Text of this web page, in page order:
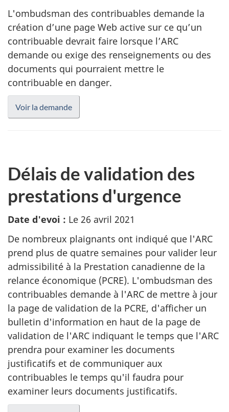
L'ombudsman des contribuables demande la
création d’une page Web active sur ce qu’un
contribuable devrait faire lorsque l’ARC
demande ou exige des renseignements ou des
documents qui pourraient mettre le
contribuable en danger.
Voir la demande
Délais de validation des
prestations d'urgence
Date d'evoi : Le 26 avril 2021
De nombreux plaignants ont indiqué que l'ARC
prend plus de quatre semaines pour valider leur
admissibilité à la Prestation canadienne de la
relance économique (PCRE). L'ombudsman des
contribuables demande à l'ARC de mettre à jour
la page de validation de la PCRE, d'afficher un
bulletin d'information en haut de la page de
validation de l'ARC indiquant le temps que l'ARC
prendra pour examiner les documents
justificatifs et de communiquer aux
contribuables le temps qu'il faudra pour
examiner leurs documents justificatifs.